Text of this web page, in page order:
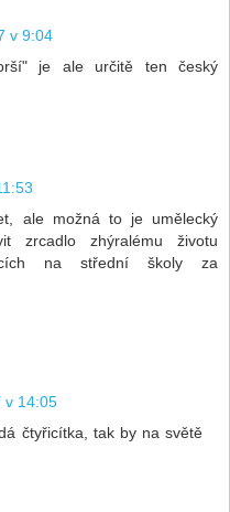
v 9:04
je ale určitě ten český
ale možná to je umělecký
zrcadlo zhýralému životu
na střední školy za
v 14:05
čtyřicítka, tak by na světě